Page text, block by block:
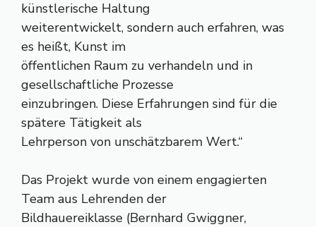
künstlerische Haltung
weiterentwickelt, sondern auch erfahren, was
es heißt, Kunst im
öffentlichen Raum zu verhandeln und in
gesellschaftliche Prozesse
einzubringen. Diese Erfahrungen sind für die
spätere Tätigkeit als
Lehrperson von unschätzbarem Wert.“
Das Projekt wurde von einem engagierten
Team aus Lehrenden der
Bildhauereiklasse (Bernhard Gwiggner,